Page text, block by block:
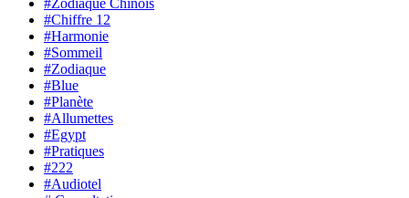
#Zodiaque Chinois
#Chiffre 12
#Harmonie
#Sommeil
#Zodiaque
#Blue
#Planète
#Allumettes
#Egypt
#Pratiques
#222
#Audiotel